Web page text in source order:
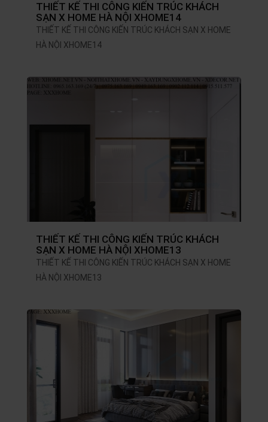
THIẾT KẾ THI CÔNG KIẾN TRÚC KHÁCH
SẠN X HOME HÀ NỘI XHOME14
THIẾT KẾ THI CÔNG KIẾN TRÚC KHÁCH SẠN X HOME
HÀ NỘI XHOME14
THIẾT KẾ THI CÔNG KIẾN TRÚC KHÁCH
SẠN X HOME HÀ NỘI XHOME13
THIẾT KẾ THI CÔNG KIẾN TRÚC KHÁCH SẠN X HOME
HÀ NỘI XHOME13